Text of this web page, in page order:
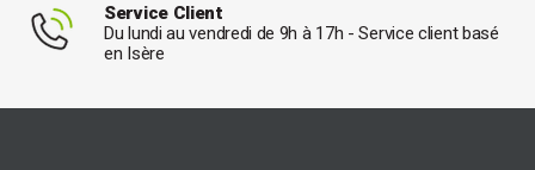
Service Client
Du lundi au vendredi de 9h à 17h - Service client basé
en Isère